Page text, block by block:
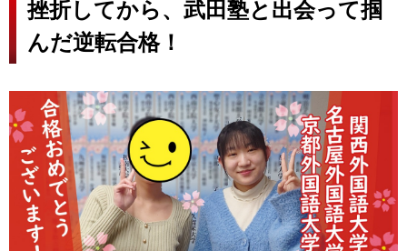
挫折してから、武田塾と出会って掴
んだ逆転合格！